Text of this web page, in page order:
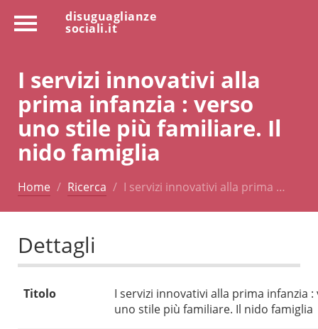
disuguaglianze
sociali.it
I servizi innovativi alla
prima infanzia : verso
uno stile più familiare. Il
nido famiglia
Home Ricerca I servizi innovativi alla prima …
Dettagli
Titolo
I servizi innovativi alla prima infanzia :
uno stile più familiare. Il nido famiglia